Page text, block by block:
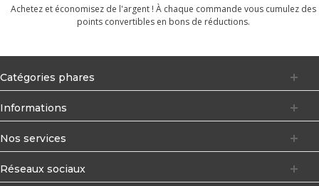
Achetez et économisez de l'argent ! À chaque commande vous cumulez des
points convertibles en bons de réductions.
Catégories phares
Informations
Nos services
Réseaux sociaux